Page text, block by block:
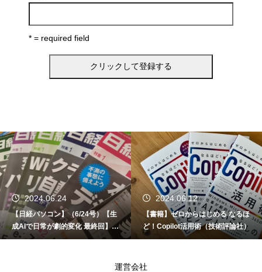
* = required field
2024.06.24
【日経パソコン】（6/24号）【生
成AIで日常が劇的変化 最終回】 A
I時代のアプリケーション／サービ
2024.06.12
【書籍】ゼロからはじめる なるほ
ど！Copilot活用術（技術評論社）
運営会社